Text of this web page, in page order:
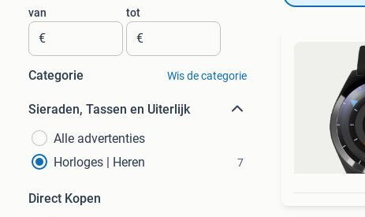
van
€
tot
€
Categorie Wis de categorie
Sieraden, Tassen en Uiterlijk
Alle advertenties
Horloges | Heren
7
Direct Kopen